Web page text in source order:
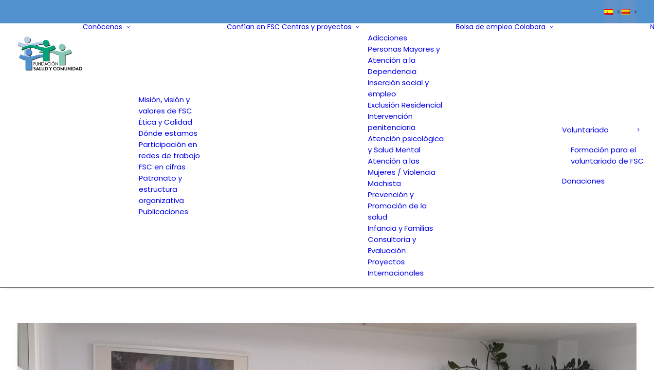
Conócenos
Misión, visión y
valores de FSC
Ética y Calidad
Dónde estamos
Participación en
redes de trabajo
FSC en cifras
Patronato y
estructura
organizativa
Publicaciones
Confían en FSC Centros y proyectos
Adicciones
Personas Mayores y
Atención a la
Dependencia
Inserción social y
empleo
Exclusión Residencial
Intervención
penitenciaria
Atención psicológica
y Salud Mental
Atención a las
Mujeres / Violencia
Machista
Prevención y
Promoción de la
salud
Infancia y Familias
Consultoría y
Evaluación
Proyectos
Internacionales
Bolsa de empleo Colabora
Voluntariado
Formación para el
voluntariado de FSC
Donaciones